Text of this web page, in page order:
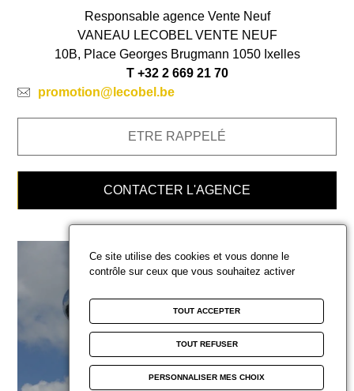
Responsable agence Vente Neuf
VANEAU LECOBEL VENTE NEUF
10B, Place Georges Brugmann 1050 Ixelles
T +32 2 669 21 70
promotion@lecobel.be
ETRE RAPPELÉ
CONTACTER L'AGENCE
Vous souhaitez
Vendre?
Ce site utilise des cookies et vous donne le
contrôle sur ceux que vous souhaitez activer
TOUT ACCEPTER
TOUT REFUSER
PERSONNALISER MES CHOIX